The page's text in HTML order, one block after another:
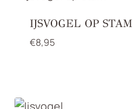
IJSVOGEL OP STAM
€8,95